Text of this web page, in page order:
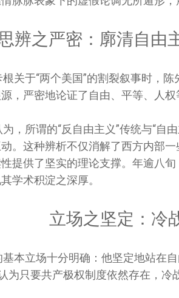
辨之严密：廓清自由
于“两个美国”的割裂叙事时，陈
，严密地论证了自由、平等、人
所谓的“反自由主义”传统与“自由
。这种辨析不仅消解了西方内部
提供了坚实的理论支撑。年逾八
学术积淀之深厚。
立场之坚定：冷
立场十分明确：他坚定地站在自
为只要共产极权制度依然存在，冷